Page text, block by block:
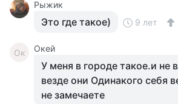
Рыжик
Это где такое) 9 лет
Ок Окей
У меня в городе такое.и не
везде они Одинакого себя
не замечаете